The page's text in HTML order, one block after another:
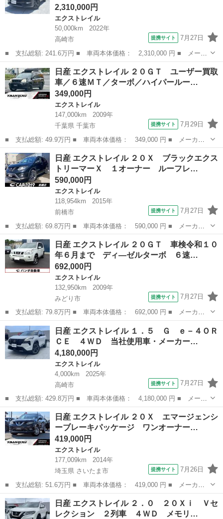
2,310,000円
エクストレイル
50,000km
2022年
高崎市
提携サイト 7月27日
■ 支払総額: 241.6万円 ■ 車両本体価格： 2,310,000 円 ■ メーカ
ー名： 日産 ■ 車種名： エクストレイル ■ グレード名： ２．
０ ２０Ｘｉ Ｖセレクション ２列車 ４ＷＤ メモリーナビ・ア
ラウンド...
群馬 高崎市 エクストレイル
日産 エクストレイル ２０ＧＴ ユーザー買取
車／６速ＭＴ／ターボ／ハイパールー…
349,000円
エクストレイル
147,000km
2009年
千葉県 千葉市
提携サイト 7月29日
■ 支払総額: 49.9万円 ■ 車両本体価格： 349,000 円 ■ メーカー
名： 日産 ■ 車種名： エクストレイル ■ グレード名： ２０Ｇ
Ｔ ユーザー買取車／６速ＭＴ／ターボ／ハイパールーフレール／サ
ンルーフ／Ｈ...
千葉 千葉市 エクストレイル
日産 エクストレイル ２０Ｘ ブラックエクス
トリーマーＸ １オーナー ルーフレ…
590,000円
エクストレイル
118,954km
2015年
前橋市
提携サイト 7月27日
■ 支払総額: 69.8万円 ■ 車両本体価格： 590,000 円 ■ メーカー
名： 日産 ■ 車種名： エクストレイル ■ グレード名： ２０
Ｘ ブラックエクストリーマーＸ １オーナー ルーフレール ４Ｗ
Ｄ切替 シート...
群馬 前橋市 エクストレイル
日産 エクストレイル ２０ＧＴ 車検令和１０
年６月まで ディ―ゼルターボ ６速…
692,000円
エクストレイル
132,950km
2009年
みどり市
提携サイト 7月27日
■ 支払総額: 79.8万円 ■ 車両本体価格： 692,000 円 ■ メーカー
名： 日産 ■ 車種名： エクストレイル ■ グレード名： ２０Ｇ
Ｔ 車検令和１０年６月まで ディ―ゼルターボ ６速マニュアル
スマートキー...
群馬 みどり市 エクストレイル
日産 エクストレイル １．５ Ｇ ｅ－４ＯＲ
ＣＥ ４ＷＤ 当社使用車・メーカー…
4,180,000円
エクストレイル
4,000km
2025年
高崎市
提携サイト 7月27日
■ 支払総額: 429.8万円 ■ 車両本体価格： 4,180,000 円 ■ メーカ
ー名： 日産 ■ 車種名： エクストレイル ■ グレード名： １．
５ Ｇ ｅ－４ＯＲＣＥ ４ＷＤ 当社使用車・メーカーナビ・アラ
ウンドビ...
群馬 高崎市 エクストレイル
日産 エクストレイル ２０Ｘ エマージェンシ
ーブレーキパッケージ ワンオーナー…
419,000円
エクストレイル
177,009km
2014年
埼玉県 さいたま市
提携サイト 7月26日
■ 支払総額: 51.6万円 ■ 車両本体価格： 419,000 円 ■ メーカー
名： 日産 ■ 車種名： エクストレイル ■ グレード名： ２０
Ｘ エマージェンシーブレーキパッケージ ワンオーナーユーザー買
取車／合皮シー...
埼玉 さいたま市 エクストレイル
日産 エクストレイル ２．０ ２０Ｘｉ Ｖセ
レクション ２列車 ４ＷＤ メモリ…